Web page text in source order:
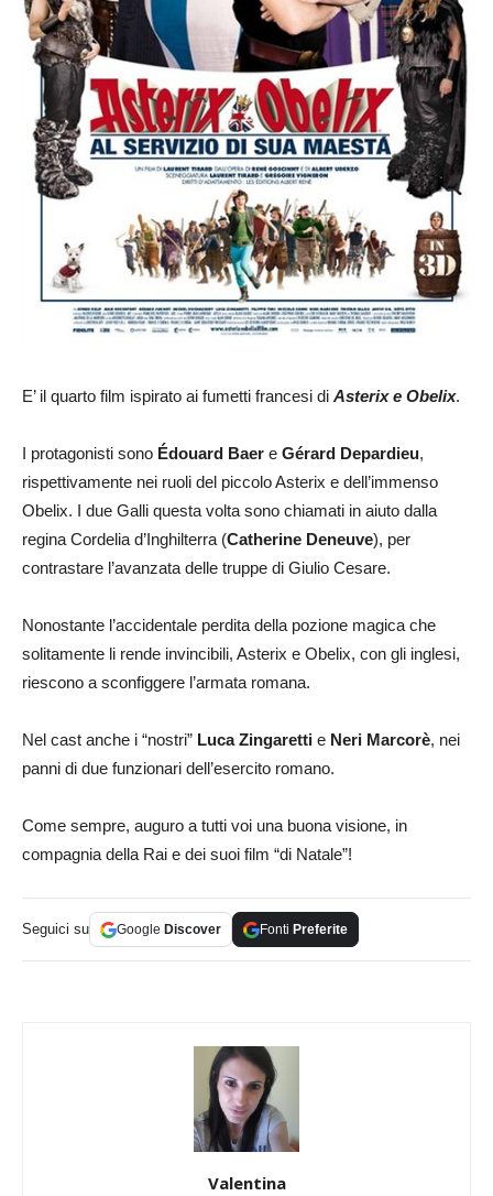
E’ il quarto film ispirato ai fumetti francesi di Asterix e Obelix.
I protagonisti sono Édouard Baer e Gérard Depardieu,
rispettivamente nei ruoli del piccolo Asterix e dell’immenso
Obelix. I due Galli questa volta sono chiamati in aiuto dalla
regina Cordelia d’Inghilterra (Catherine Deneuve), per
contrastare l’avanzata delle truppe di Giulio Cesare.
Nonostante l’accidentale perdita della pozione magica che
solitamente li rende invincibili, Asterix e Obelix, con gli inglesi,
riescono a sconfiggere l’armata romana.
Nel cast anche i “nostri” Luca Zingaretti e Neri Marcorè, nei
panni di due funzionari dell’esercito romano.
Come sempre, auguro a tutti voi una buona visione, in
compagnia della Rai e dei suoi film “di Natale”!
Seguici su Google Discover Fonti Preferite
Valentina